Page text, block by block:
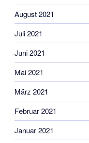
August 2021
Juli 2021
Juni 2021
Mai 2021
März 2021
Februar 2021
Januar 2021